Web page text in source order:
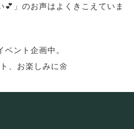
💕」のお声はよくきこえていま
ント企画中。
、お楽しみに🌼